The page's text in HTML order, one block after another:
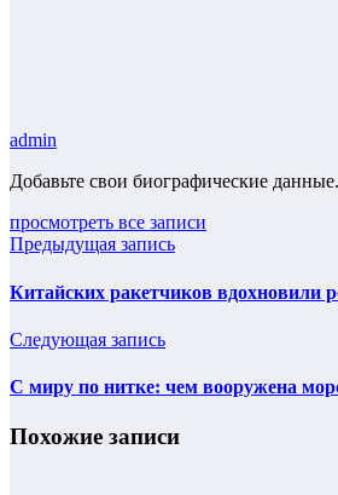
admin
Добавьте свои биографические данные.
просмотреть все записи
Предыдущая запись
Китайских ракетчиков вдохновили
Следующая запись
С миру по нитке: чем вооружена
Похожие записи